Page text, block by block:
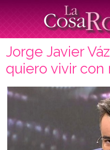
Jorge Javier
quiero vivir con